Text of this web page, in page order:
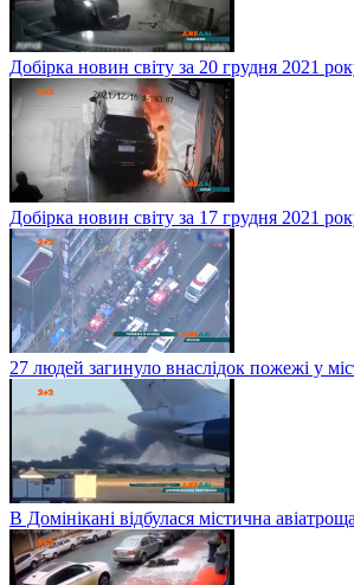
Добірка новин світу за 20 грудня 2021
Добірка новин світу за 17 грудня 2021
27 людей загинуло внаслідок пожежі у
В Домінікані відбулася містична авіатроща